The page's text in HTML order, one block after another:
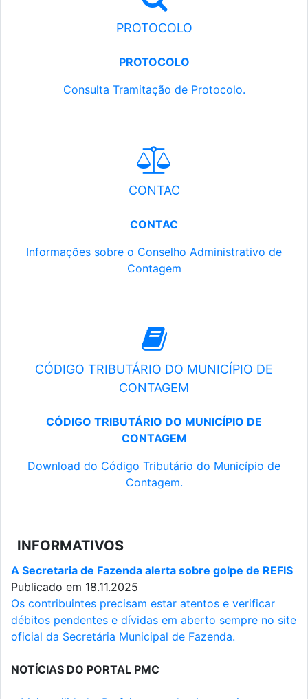
PROTOCOLO
PROTOCOLO
Consulta Tramitação de Protocolo.
CONTAC
CONTAC
Informações sobre o Conselho Administrativo de
Contagem
CÓDIGO TRIBUTÁRIO DO MUNICÍPIO DE
CONTAGEM
CÓDIGO TRIBUTÁRIO DO MUNICÍPIO DE
CONTAGEM
Download do Código Tributário do Município de
Contagem.
INFORMATIVOS
A Secretaria de Fazenda alerta sobre golpe de REFIS
Publicado em 18.11.2025
Os contribuintes precisam estar atentos e verificar
débitos pendentes e dívidas em aberto sempre no site
oficial da Secretária Municipal de Fazenda.
NOTÍCIAS DO PORTAL PMC